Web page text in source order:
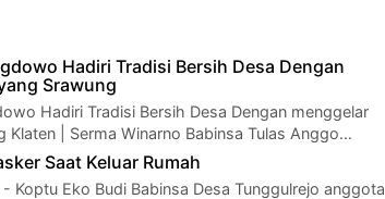
Hadiri Tradisi Bersih Desa Dengan
Srawung
Hadiri Tradisi Bersih Desa Dengan menggelar
Klaten | Serma Winarno Babinsa Tulas Anggo…
Saat Keluar Rumah
- Koptu Eko Budi Babinsa Desa Tunggulrejo anggota